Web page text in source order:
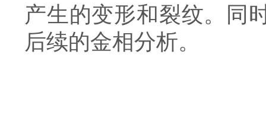
产生的变形和裂纹。同
后续的金相分析。